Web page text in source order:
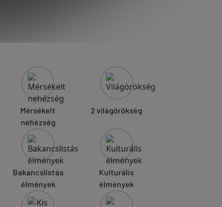
Mérsékelt
nehézség
2 világörökség
Bakancslistás
élmények
Kulturális
élmények